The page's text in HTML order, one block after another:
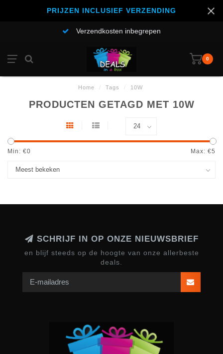
PRIJZEN INCLUSIEF VERZENDING
Verzendkosten inbegrepen
0
Home / Tags / 10W
PRODUCTEN GETAGD MET 10W
Min: €0 Max: €5
SCHRIJF IN OP ONZE NIEUWSBRIEF
en blijf steeds op de hoogte van onze allerbeste
deals.